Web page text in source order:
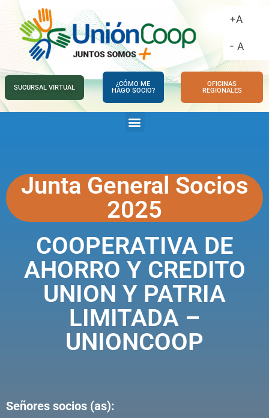
+A
- A
SUCURSAL VIRTUAL
¿CÓMO ME
HAGO SOCIO?
OFICINAS
REGIONALES
Junta General Socios
2025
COOPERATIVA DE
AHORRO Y CREDITO
UNION Y PATRIA
LIMITADA –
UNIONCOOP
Señores socios (as):